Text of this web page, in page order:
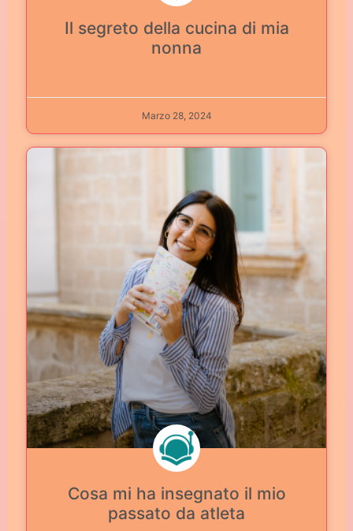
Il segreto della cucina di mia
nonna
Marzo 28, 2024
Cosa mi ha insegnato il mio
passato da atleta